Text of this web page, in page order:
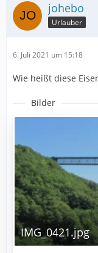
johebo
Urlauber
6. Juli 2021 um 15:18
Wie heißt diese
Bilder
IMG_0421.jpg